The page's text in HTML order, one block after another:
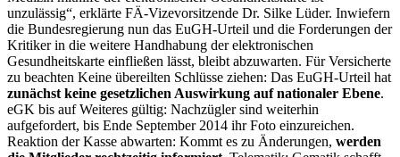
unzulässig“, erklärte FÄ-Vizevorsitzende Dr. Silke Lüder. Inwiefern
die Bundesregierung nun das EuGH-Urteil und die Forderungen der
Kritiker in die weitere Handhabung der elektronischen
Gesundheitskarte einfließen lässt, bleibt abzuwarten. Für Versicherte
zu beachten Keine übereilten Schlüsse ziehen: Das EuGH-Urteil hat
zunächst keine gesetzlichen Auswirkung auf nationaler Ebene.
eGK bis auf Weiteres gültig: Nachzügler sind weiterhin
aufgefordert, bis Ende September 2014 ihr Foto einzureichen.
Reaktion der Kasse abwarten: Kommt es zu Änderungen, werden